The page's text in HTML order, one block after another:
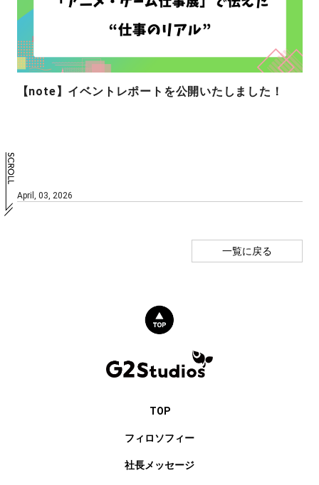
【note】イベントレポートを公開いたしました！
April, 03, 2026
一覧に戻る
TOP
フィロソフィー
社長メッセージ